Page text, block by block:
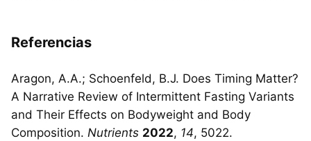
Referencias
Aragon, A.A.; Schoenfeld, B.J. Does Timing Matter?
A Narrative Review of Intermittent Fasting Variants
and Their Effects on Bodyweight and Body
Composition. Nutrients 2022, 14, 5022.